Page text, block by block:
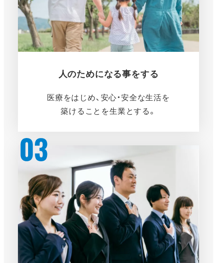
人のためになる事をする
医療をはじめ、安心・安全な生活を
築けることを生業とする。
ら
詳
し
く